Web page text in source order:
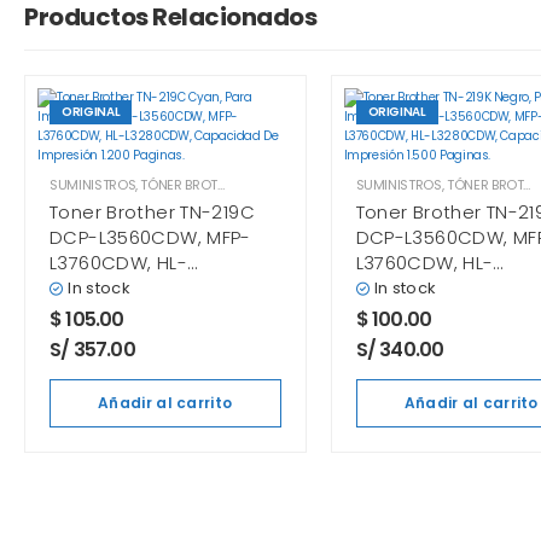
Productos Relacionados
ORIGINAL
SUMINISTROS,TÓNER BROTHER
Toner Brother TN-219C
DCP-L3560CDW, MFP-
L3760CDW, HL-
L3280CDW Cyan
In stock
$105.00
S/ 357.00
Añadir al carrito
ORIGINAL
SUMINISTROS,TÓNER BROTHER
Toner Brother TN-
DCP-L3560CDW,
L3760CDW, HL-
L3280CDW Negro
In stock
$100.00
S/ 340.00
Añadir al carrito